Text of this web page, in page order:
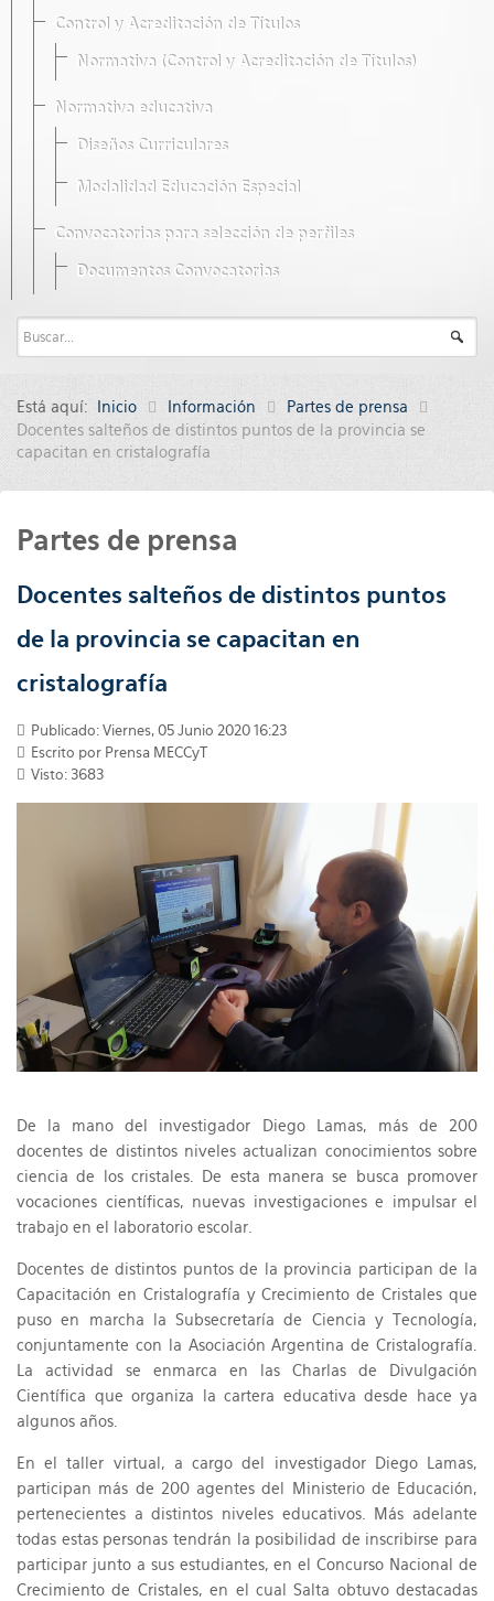
Control y Acreditación de Títulos
Normativa (Control y Acreditación de Títulos)
Normativa educativa
Diseños Curriculares
Modalidad Educación Especial
Convocatorias para selección de perfiles
Documentos Convocatorias
Está aquí: Inicio Información
Partes de prensa
Docentes salteños de distintos puntos de la provincia se
capacitan en cristalografía
Partes de prensa
Docentes salteños de distintos puntos
de la provincia se capacitan en
cristalografía
Publicado: Viernes, 05 Junio 2020 16:23
Escrito por Prensa MECCyT
Visto: 3683
De la mano del investigador Diego Lamas, más de 200
docentes de distintos niveles actualizan conocimientos sobre
ciencia de los cristales. De esta manera se busca promover
vocaciones científicas, nuevas investigaciones e impulsar el
trabajo en el laboratorio escolar.
Docentes de distintos puntos de la provincia participan de la
Capacitación en Cristalografía y Crecimiento de Cristales que
puso en marcha la Subsecretaría de Ciencia y Tecnología,
conjuntamente con la Asociación Argentina de Cristalografía.
La actividad se enmarca en las Charlas de Divulgación
Científica que organiza la cartera educativa desde hace ya
algunos años.
En el taller virtual, a cargo del investigador Diego Lamas,
participan más de 200 agentes del Ministerio de Educación,
pertenecientes a distintos niveles educativos. Más adelante
todas estas personas tendrán la posibilidad de inscribirse para
participar junto a sus estudiantes, en el Concurso Nacional de
Crecimiento de Cristales, en el cual Salta obtuvo destacadas